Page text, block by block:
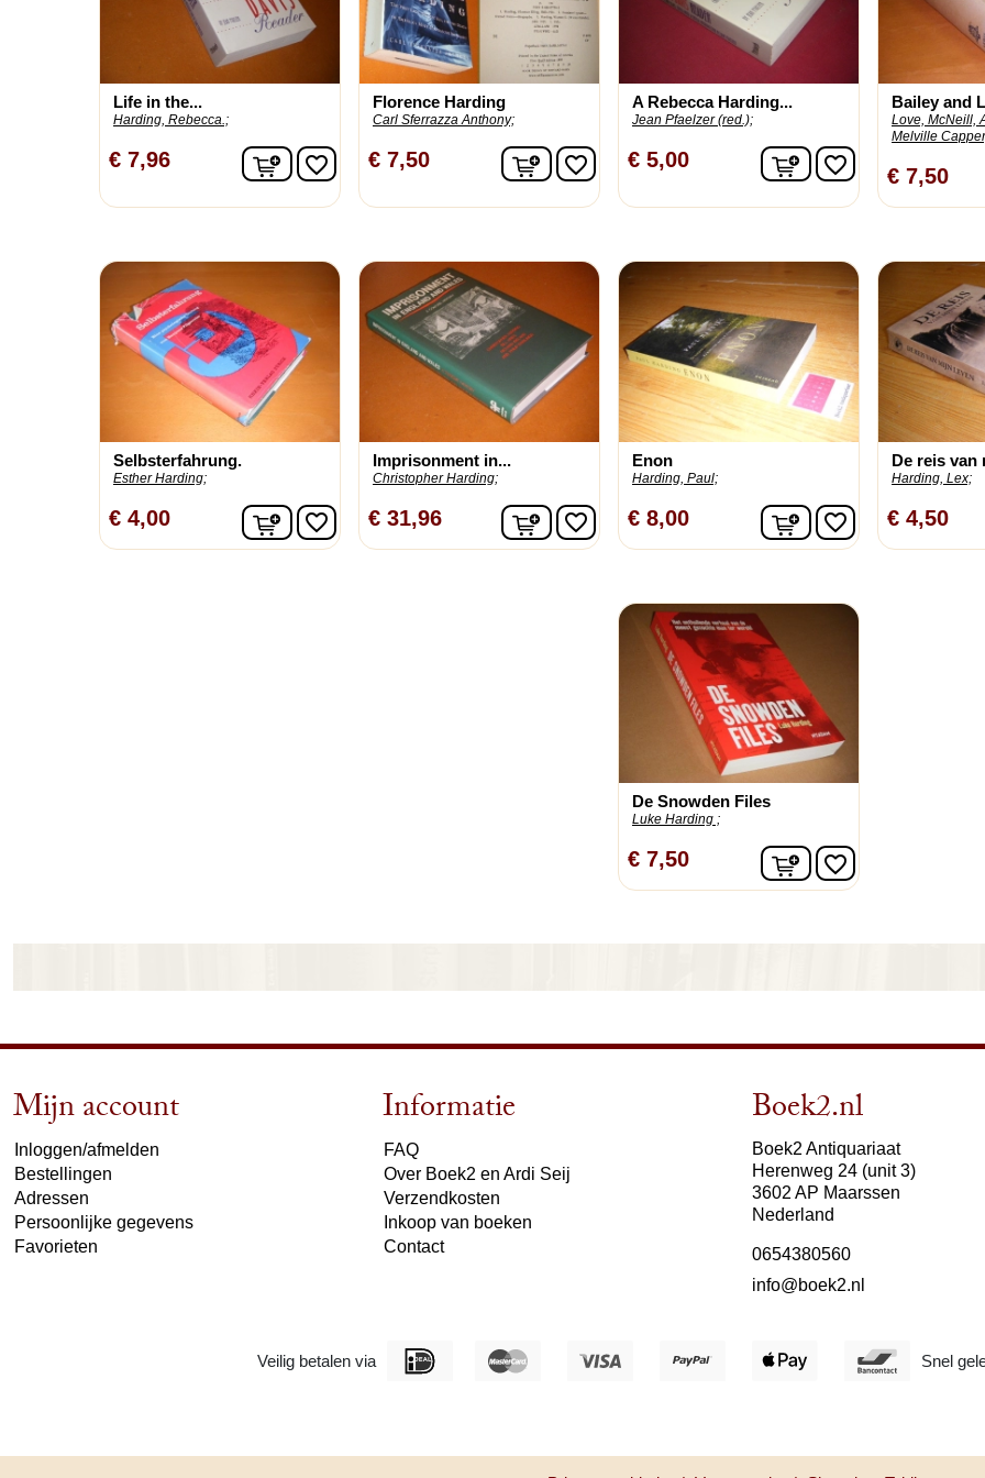
Life in the...
Harding, Rebecca.;
€ 7,96 In winkelwagen
favorite_border
Florence Harding
Carl Sferrazza Anthony;
€ 7,50 In winkelwagen
favorite_border
A Rebecca Harding...
Jean Pfaelzer (red.);
€ 5,00 In winkelwagen
favorite_border
Bailey and
Love, McNeill,
Melville
€ 7,50
Selbsterfahrung.
Esther Harding;
€ 4,00 In winkelwagen
favorite_border
Imprisonment in...
Christopher Harding;
€ 31,96 In winkelwagen
favorite_border
Enon
Harding, Paul;
€ 8,00 In winkelwagen
favorite_border
De reis van
Harding, Lex;
€ 4,50
De Snowden Files
Luke Harding ;
€ 7,50 In winkelwagen
favorite_border
Mijn account
Inloggen/afmelden
Bestellingen
Adressen
Persoonlijke gegevens
Favorieten
Informatie
FAQ
Over Boek2 en Ardi Seij
Verzendkosten
Inkoop van boeken
Contact
Boek2.nl
Boek2 Antiquariaat
Herenweg 24 (unit 3)
3602 AP Maarssen
Nederland
0654380560
info@boek2.nl
Veilig betalen via Snel